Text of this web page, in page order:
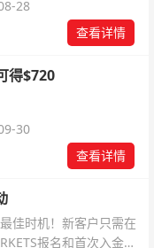
28
查看详情
得$720
30
查看详情
佳时机！新客户只需在
报名和首次入金即